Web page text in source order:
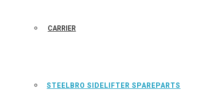
CARRIER
STEELBRO SIDELIFTER SPAREPARTS